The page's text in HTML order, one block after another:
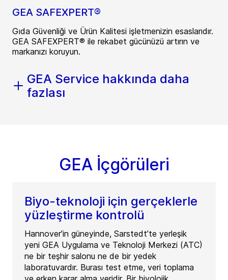
GEA SAFEXPERT®
Gıda Güvenliği ve Ürün Kalitesi işletmenizin esaslarıdır.
GEA SAFEXPERT® ile rekabet gücünüzü artırın ve
markanızı koruyun.
GEA Service hakkında daha
fazlası
GEA İçgörüleri
Biyo-teknoloji için gerçeklerle
yüzleştirme kontrolü
Hannover’in güneyinde, Sarstedt’te yerleşik
yeni GEA Uygulama ve Teknoloji Merkezi (ATC)
ne bir teşhir salonu ne de bir yedek
laboratuvardır. Burası test etme, veri toplama